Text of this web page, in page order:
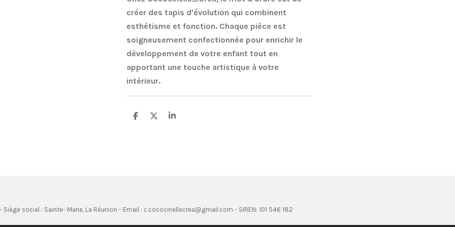
créer des tapis d'évolution qui combinent
esthétisme et fonction. Chaque pièce est
soigneusement confectionnée pour enrichir le
développement de votre enfant tout en
apportant une touche artistique à votre
intérieur.
P
P
P
social : Sainte- Marie, La Réunion - Email : c.cococinellecrea@gmail.com - SIREN: 101 546 182